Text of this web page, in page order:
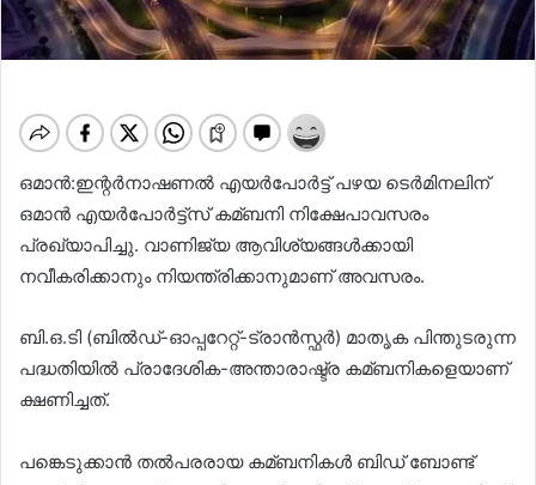
ഒമാൻ:ഇന്റർനാഷണല്‍ എയർപോർട്ട് പഴയ ടെർമിനലിന്
ഒമാൻ എയർപോർട്ട്‌സ് കമ്ബനി നിക്ഷേപാവസരം
പ്രഖ്യാപിച്ചു. വാണിജ്യ ആവിശ്യങ്ങള്‍ക്കായി
നവീകരിക്കാനും നിയന്ത്രിക്കാനുമാണ് അവസരം.
ബി.ഒ.ടി (ബില്‍ഡ്-ഓപ്പറേറ്റ്-ട്രാൻസ്ഫർ) മാതൃക പിന്തുടരുന്ന
പദ്ധതിയില്‍ പ്രാദേശിക-അന്താരാഷ്ട്ര കമ്ബനികളെയാണ്
ക്ഷണിച്ചത്.
പങ്കെടുക്കാൻ തല്‍പരരായ കമ്ബനികള്‍ ബിഡ് ബോണ്ട്